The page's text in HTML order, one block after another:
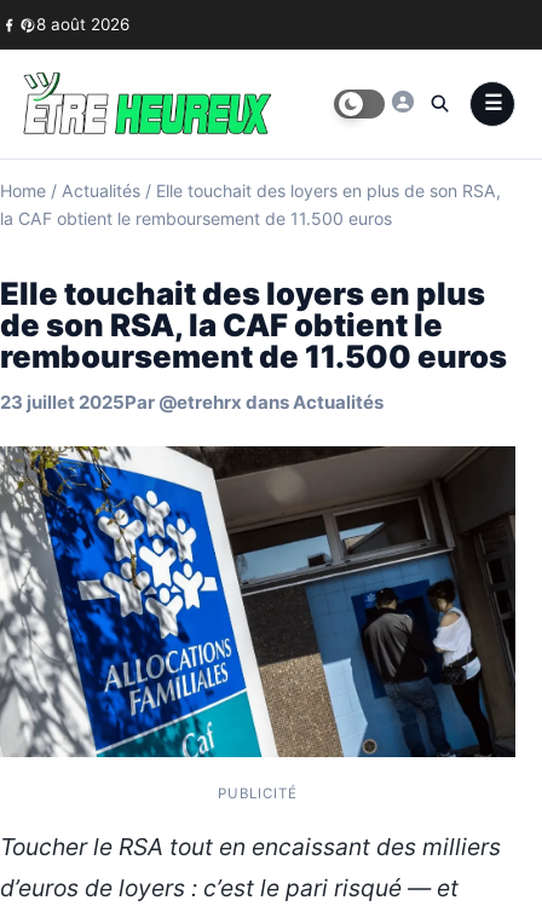
Skip to content
8 août 2026
Home / Actualités / Elle touchait des loyers en plus de son RSA,
la CAF obtient le remboursement de 11.500 euros
Elle touchait des loyers en plus
de son RSA, la CAF obtient le
remboursement de 11.500 euros
23 juillet 2025Par @etrehrx dansActualités
PUBLICITÉ
Toucher le RSA tout en encaissant des milliers
d’euros de loyers : c’est le pari risqué — et